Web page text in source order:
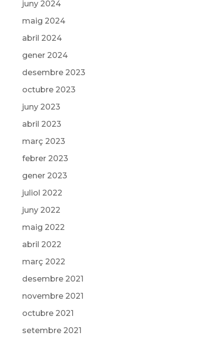
juny 2024
maig 2024
abril 2024
gener 2024
desembre 2023
octubre 2023
juny 2023
abril 2023
març 2023
febrer 2023
gener 2023
juliol 2022
juny 2022
maig 2022
abril 2022
març 2022
desembre 2021
novembre 2021
octubre 2021
setembre 2021